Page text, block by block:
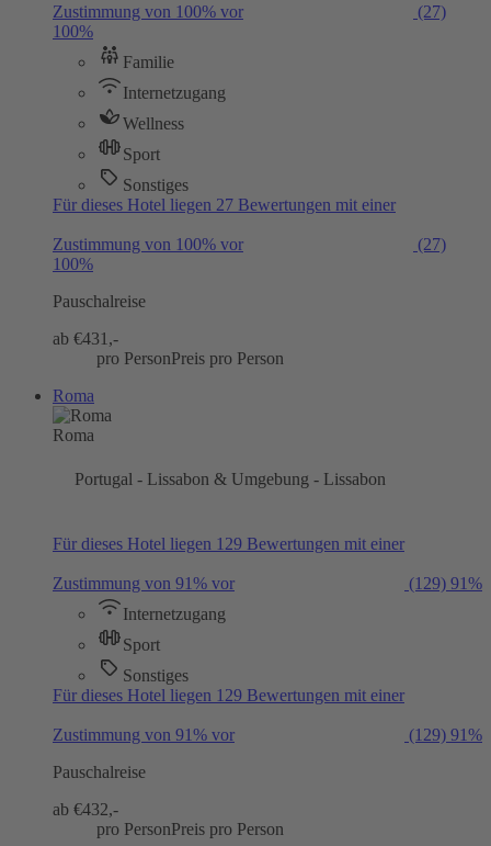
Zustimmung von 100% vor
(27)
100%
Familie
Internetzugang
Wellness
Sport
Sonstiges
Für dieses Hotel liegen 27 Bewertungen mit einer
Zustimmung von 100% vor
(27)
100%
Pauschalreise
ab €431,-
pro PersonPreis pro Person
Roma
Roma
Portugal - Lissabon & Umgebung - Lissabon
Für dieses Hotel liegen 129 Bewertungen mit einer
Zustimmung von 91% vor (129) 91%
Internetzugang
Sport
Sonstiges
Für dieses Hotel liegen 129 Bewertungen mit einer
Zustimmung von 91% vor (129) 91%
Pauschalreise
ab €432,-
pro PersonPreis pro Person